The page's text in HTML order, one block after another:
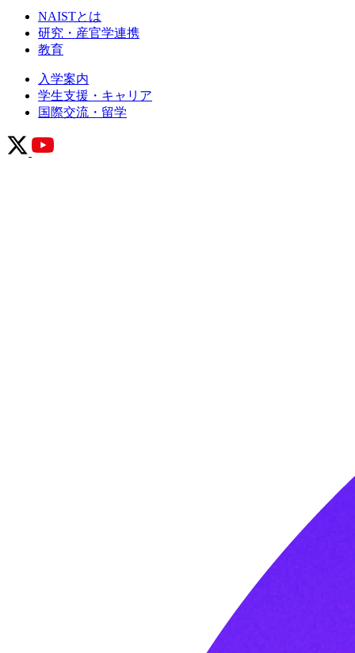
NAISTとは
研究・産官学連携
教育
入学案内
学生支援・キャリア
国際交流・留学